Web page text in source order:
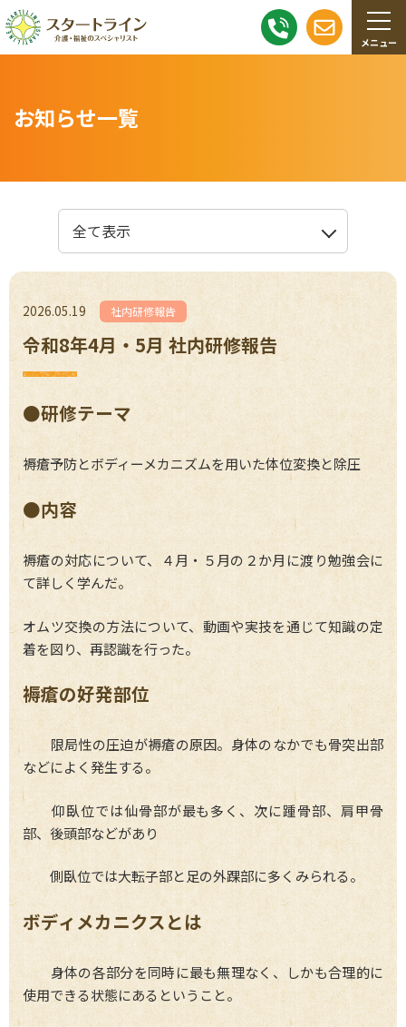
お知らせ一覧
2026.05.19 社内研修報告
令和8年4月・5月 社内研修報告
●研修テーマ
褥瘡予防とボディーメカニズムを用いた体位変換と除圧
●内容
褥瘡の対応について、４月・５月の２か月に渡り勉強会に
て詳しく学んだ。
オムツ交換の方法について、動画や実技を通じて知識の定
着を図り、再認識を行った。
褥瘡の好発部位
限局性の圧迫が褥瘡の原因。身体のなかでも骨突出部
などによく発生する。
仰臥位では仙骨部が最も多く、次に踵骨部、肩甲骨
部、後頭部などがあり
側臥位では大転子部と足の外踝部に多くみられる。
ボディメカニクスとは
身体の各部分を同時に最も無理なく、しかも合理的に
使用できる状態にあるということ。